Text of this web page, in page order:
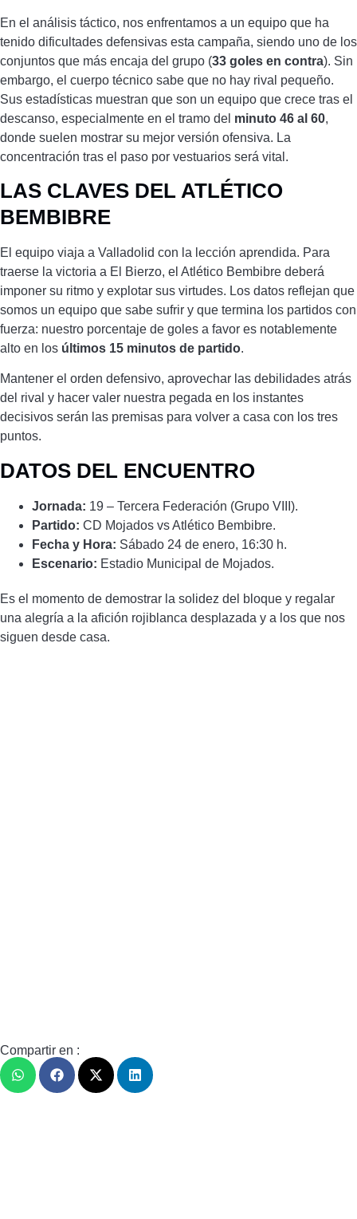
En el análisis táctico, nos enfrentamos a un equipo que ha
tenido dificultades defensivas esta campaña, siendo uno de los
conjuntos que más encaja del grupo (33 goles en contra). Sin
embargo, el cuerpo técnico sabe que no hay rival pequeño.
Sus estadísticas muestran que son un equipo que crece tras el
descanso, especialmente en el tramo del minuto 46 al 60,
donde suelen mostrar su mejor versión ofensiva. La
concentración tras el paso por vestuarios será vital.
LAS CLAVES DEL ATLÉTICO
BEMBIBRE
El equipo viaja a Valladolid con la lección aprendida. Para
traerse la victoria a El Bierzo, el Atlético Bembibre deberá
imponer su ritmo y explotar sus virtudes. Los datos reflejan que
somos un equipo que sabe sufrir y que termina los partidos con
fuerza: nuestro porcentaje de goles a favor es notablemente
alto en los últimos 15 minutos de partido.
Mantener el orden defensivo, aprovechar las debilidades atrás
del rival y hacer valer nuestra pegada en los instantes
decisivos serán las premisas para volver a casa con los tres
puntos.
DATOS DEL ENCUENTRO
Jornada: 19 – Tercera Federación (Grupo VIII).
Partido: CD Mojados vs Atlético Bembibre.
Fecha y Hora: Sábado 24 de enero, 16:30 h.
Escenario: Estadio Municipal de Mojados.
Es el momento de demostrar la solidez del bloque y regalar
una alegría a la afición rojiblanca desplazada y a los que nos
siguen desde casa.
Compartir en :